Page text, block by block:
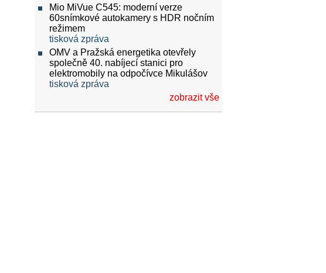
Mio MiVue C545: moderní verze
60snímkové autokamery s HDR nočním
režimem
tisková zpráva
OMV a Pražská energetika otevřely
společně 40. nabíjecí stanici pro
elektromobily na odpočívce Mikulášov
tisková zpráva
zobrazit vše